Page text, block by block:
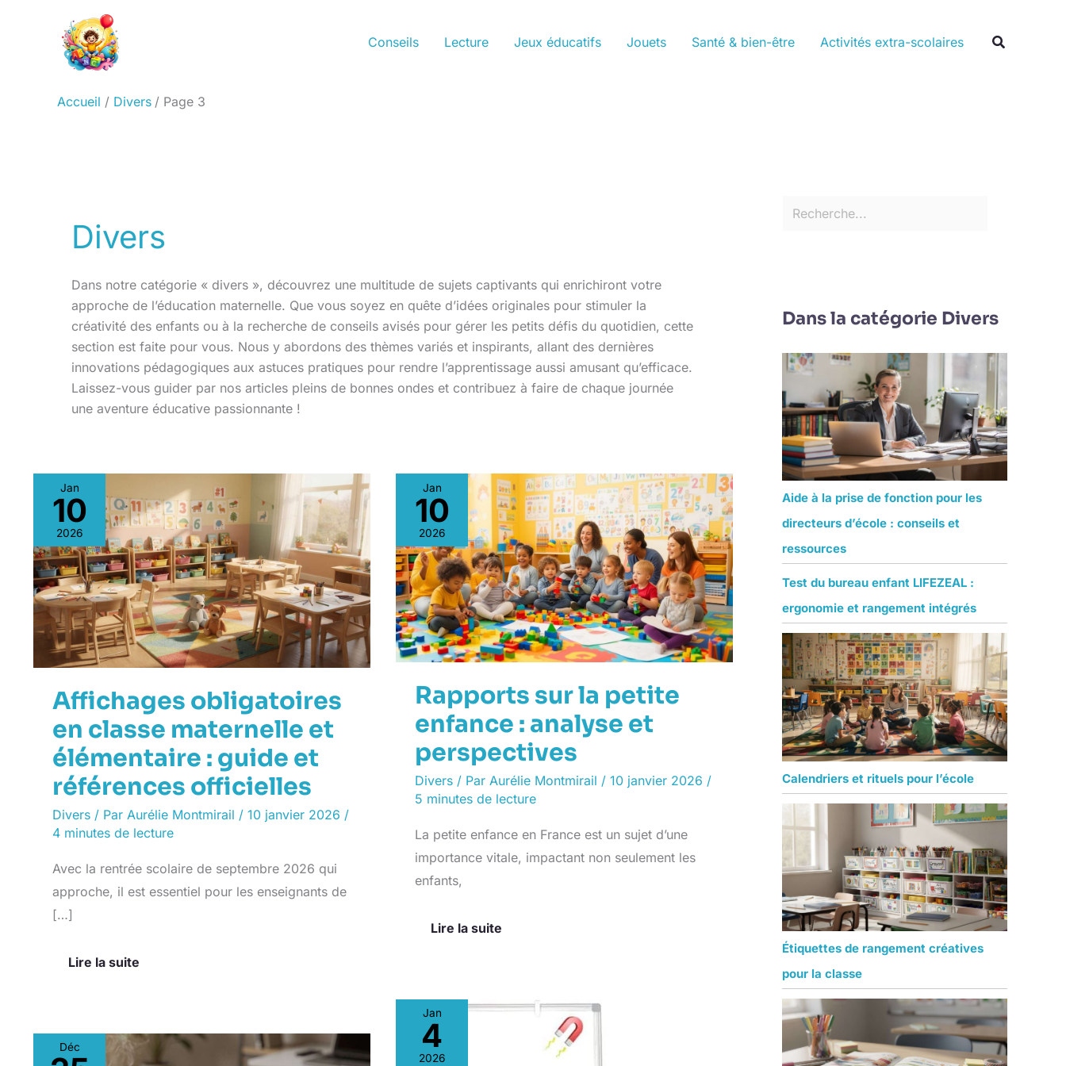
Conseils Lecture Jeux éducatifs Jouets Santé & bien-être Activités extra-scolaires
Accueil Divers Page 3
Divers
Dans notre catégorie « divers », découvrez une multitude de sujets captivants qui enrichiront votre
approche de l’éducation maternelle. Que vous soyez en quête d’idées originales pour stimuler la
créativité des enfants ou à la recherche de conseils avisés pour gérer les petits défis du quotidien, cette
section est faite pour vous. Nous y abordons des thèmes variés et inspirants, allant des dernières
innovations pédagogiques aux astuces pratiques pour rendre l’apprentissage aussi amusant qu’efficace.
Laissez-vous guider par nos articles pleins de bonnes ondes et contribuez à faire de chaque journée
une aventure éducative passionnante !
Jan
10
2026
Affichages obligatoires
en classe maternelle et
élémentaire : guide et
références officielles
Divers / Par Aurélie Montmirail / 10 janvier 2026 /
4 minutes de lecture
Avec la rentrée scolaire de septembre 2026 qui
approche, il est essentiel pour les enseignants de
[…]
Affichages
obligatoires
en
classe
maternelle
et
élémentaire
guide
et
officielles
Lire la suite
Jan
10
2026
Rapports sur la petite
enfance : analyse et
perspectives
Divers / Par Aurélie Montmirail / 10 janvier 2026 /
5 minutes de lecture
La petite enfance en France est un sujet d’une
importance vitale, impactant non seulement les
enfants,
Rapports
sur
la
petite
enfance
:
analyse
et
perspectives
Lire la suite
Jan
4
2026
Test
maxtek
tableau
Déc
Le
Dans la catégorie Divers
Aide à la prise de fonction pour les
directeurs d’école : conseils et
ressources
Test du bureau enfant LIFEZEAL :
ergonomie et rangement intégrés
Calendriers et rituels pour l’école
Étiquettes de rangement créatives
pour la classe